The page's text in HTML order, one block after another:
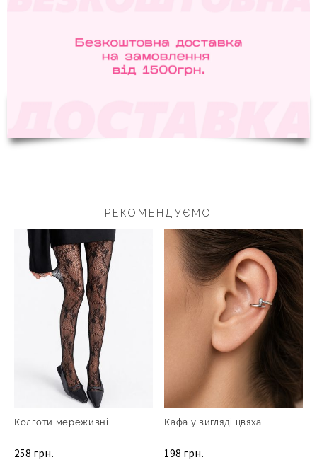
РЕКОМЕНДУЄМО
Колготи мереживні
258 грн.
Кафа у вигляді цвяха
198 грн.